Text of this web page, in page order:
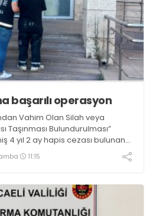
başarılı operasyon
Vahim Olan Silah veya
Taşınması Bulundurulması”
4 yıl 2 ay hapis cezası bulunan
operasyonla
11:15